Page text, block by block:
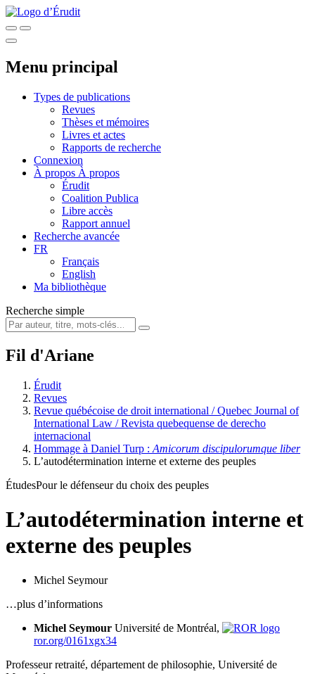
Menu principal
Types de publications
Revues
Thèses et mémoires
Livres et actes
Rapports de recherche
Connexion
À propos À propos
Érudit
Coalition Publica
Libre accès
Rapport annuel
Recherche avancée
FR
Français
English
Ma bibliothèque
Recherche simple
Fil d'Ariane
Érudit
Revues
Revue québécoise de droit international / Quebec Journal of
International Law / Revista quebequense de derecho
internacional
Hommage à Daniel Turp : Amicorum discipulorumque liber
L’autodétermination interne et externe des peuples
ÉtudesPour le défenseur du choix des peuples
L’autodétermination interne et
externe des peuples
Michel Seymour
…plus d’informations
Michel Seymour Université de Montréal,
ror.org/0161xgx34
Professeur retraité, département de philosophie, Université de